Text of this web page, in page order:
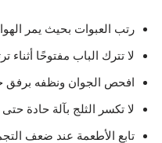
رتب العبوات بحيث يمر
لا تترك الباب مفتوحًا أثناء
افحص الجوان ونظفه برفق
لا تكسر الثلج بآلة حادة
تابع الأطعمة عند ضعف